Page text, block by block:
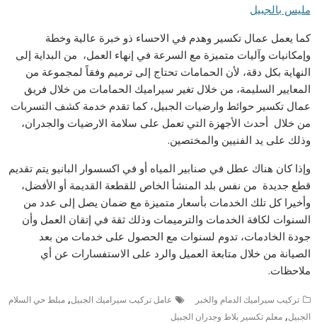
مليس بالجبيل
كما يعمل عمال تكسير وهدم في الاحساء ذو خبرة عالية وخطة
وإمكانيات وآليات متميزة مع السرعة في إنهاء العمل، من البداية إلى
النهاية بكل دقة، لأن الحمامات تحتاج إلى ترميم وفقاً لمجموعة من
المعايير السليمة، من خلال تغير سيراميك الحمامات من خلال فريق
عمال تكسير حوائط وارضيات الجبيل، كما تقدم خدمة كشف التسربات
من خلال أحدث الأجهزة التي تعمل على سلامة الارضيات والجدران،
وذلك على يد الفنيين والمختصين.
وإذا كان هناك عطل في صنابير المياه أو في اكسسوار البانيو يتم تقديم
قطع جديدة من نفس بلد المنشأ الخاص للقطعة القديمة أو الأفضل،
وأخيرا كل تلك الخدمات بأسعار متميزة مع ضمان يصل إلى عدد من
السنوات لكافة الخدمات والترميمات وذلك ثقة في إتقان العمل وأن
جودة الخادمات، تدوم لسنوات مع الحصول على خدمات من بعد
الصيانة من خلال متابعة العميل والرد على الاستفسارات عن أي
ملاحظات.
تركيب سيراميك الدمام والخبر عامل تركيب سيراميك الجبيل,مبلط حي السلام
الجبيل,معلم تكسير بلاط وجدران الجبيل